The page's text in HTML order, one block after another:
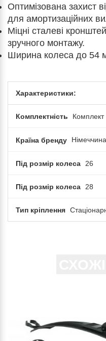
Оптимізована захист
для амортизаційних
Міцні сталеві
зручного монтажу.
Ширина колеса до 54
Характеристики:
Комплектність Комплект
Країна бренду Німеччина
Під розмір колеса 26
Під розмір колеса 28
Тип кріплення